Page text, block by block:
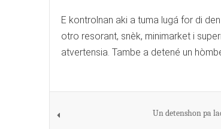
E kontrolnan aki a tuma lugá for di
otro resorant, snèk, minimarket i
atvertensia. Tambe a detené un
Un detenshon pa